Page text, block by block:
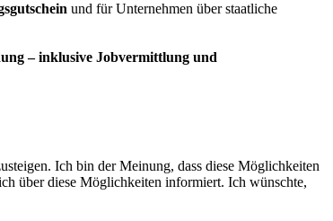
und für Unternehmen über staatliche
– inklusive Jobvermittlung und
Ich bin der Meinung, dass diese Möglichkeiten
über diese Möglichkeiten informiert. Ich wünschte,